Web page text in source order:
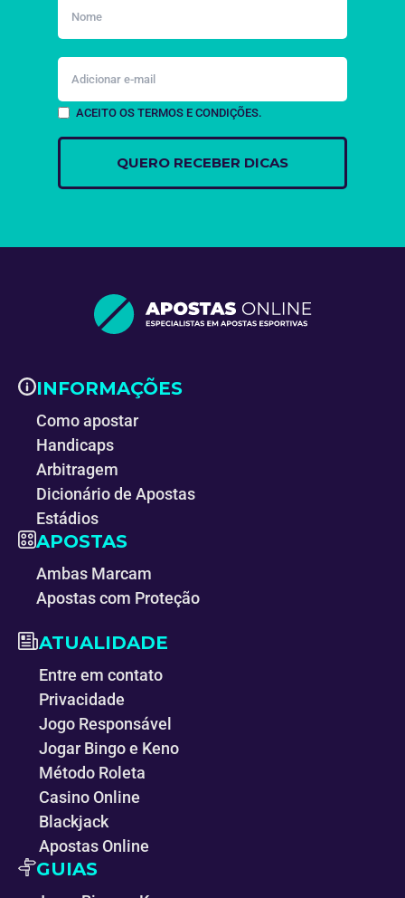
ACEITO OS TERMOS E CONDIÇÕES.
INFORMAÇÕES
Como apostar
Handicaps
Arbitragem
Dicionário de Apostas
Estádios
APOSTAS
Ambas Marcam
Apostas com Proteção
ATUALIDADE
Entre em contato
Privacidade
Jogo Responsável
Jogar Bingo e Keno
Método Roleta
Casino Online
Blackjack
Apostas Online
GUIAS